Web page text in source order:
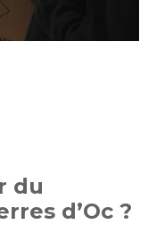
du
d’Oc ?